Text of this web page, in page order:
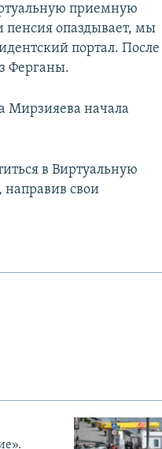
приемную
пенсия опаздывает, мы
портал. После
Ферганы.
Мирзияева начала
в Виртуальную
свои